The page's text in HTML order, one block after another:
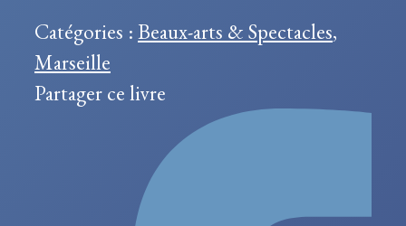
of
Marseilles
Catégories : Beaux-arts & Spectacles,
Marseille
Partager ce livre